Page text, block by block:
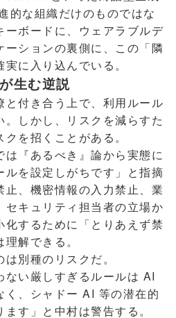
的な組織だけのものではな
ーボードに、ウェアラブルデ
ションの裏側に、この「隣
に入り込んでいる。
生む逆説
付き合う上で、利用ルール
しかし、リスクを減らすた
を招くことがある。
『あるべき』論から実態に
を設定しがちです」と指摘
、機密情報の入力禁止、業
キュリティ担当者の立場か
化するために「とりあえず禁
解できる。
別種のリスクだ。
い厳しすぎるルールは AI
く、シャドー AI 等の潜在的
す」と中村は警告する。